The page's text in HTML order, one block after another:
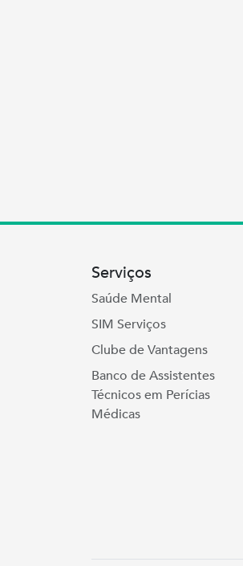
Serviços
Saúde Mental
SIM Serviços
Clube de Vantagens
Banco de Assistentes
Técnicos em Perícias
Médicas